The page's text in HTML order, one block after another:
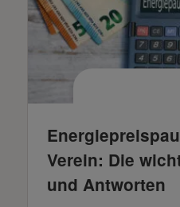
Verein: Die
und Antworten